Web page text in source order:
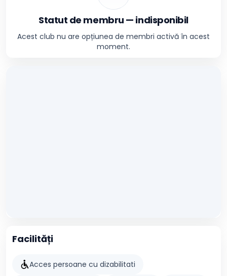
Statut de membru — indisponibil
Acest club nu are opțiunea de membri activă în acest
moment.
Facilități
Acces persoane cu dizabilitati